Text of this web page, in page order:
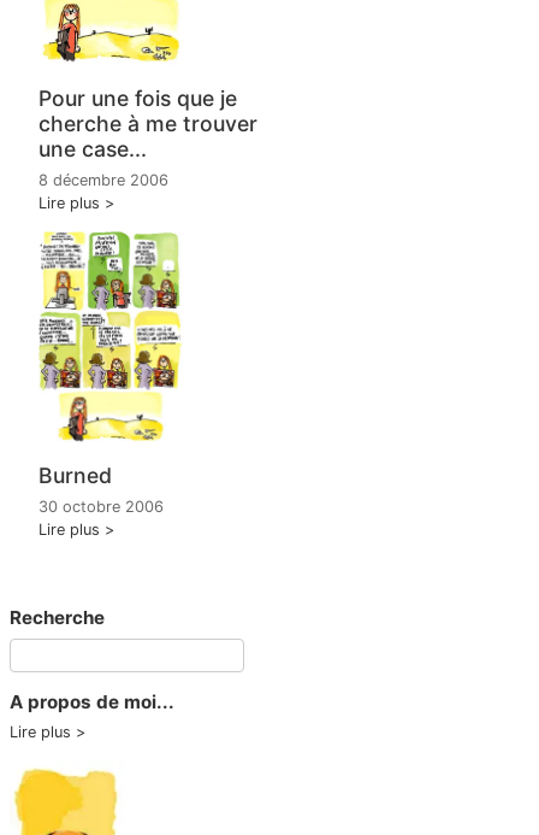
Pour une fois que je
cherche à me trouver
une case...
8 décembre 2006
Lire plus
Burned
30 octobre 2006
Lire plus
Recherche
A propos de moi...
Lire plus